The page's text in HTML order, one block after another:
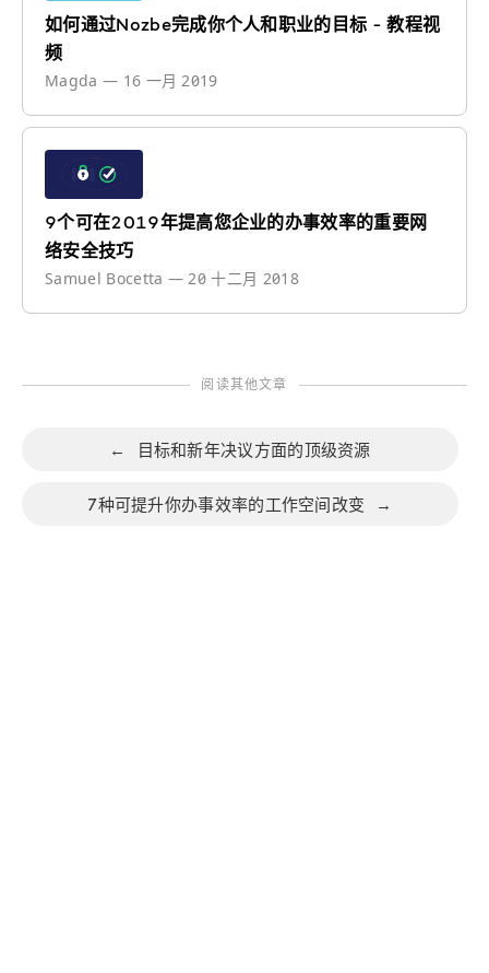
如何通过Nozbe完成你个人和职业的目标 - 教程视
频
Magda — 16 一月 2019
9个可在2019年提高您企业的办事效率的重要网
络安全技巧
Samuel Bocetta — 20 十二月 2018
阅读其他文章
← 目标和新年决议方面的顶级资源
7种可提升你办事效率的工作空间改变 →